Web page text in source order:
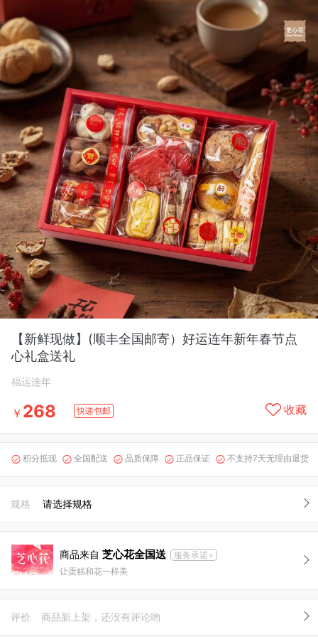
【新鲜现做】(顺丰全国邮寄）好运连年新年春节点
心礼盒送礼
福运连年
￥ 268 快递包邮 收藏
 积分抵现  全国配送  品质保障  正品保证  不支持7天无理由退货
规格 请选择规格
商品来自 芝心花全国送
服务承诺>
让蛋糕和花一样美
评价 商品新上架，还没有评论哟